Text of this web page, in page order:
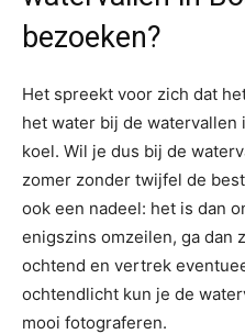
bezoeken?
Het spreekt voor zich dat
het water bij de
koel. Wil je dus bij de
zomer zonder twijfel de
ook een nadeel: het is dan
enigszins omzeilen, ga dan
ochtend en vertrek
ochtendlicht kun je de
mooi fotograferen.